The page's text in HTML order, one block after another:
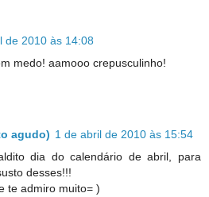
de 2010 às 14:08
medo! aamooo crepusculinho!
agudo) 1 de abril de 2010 às 15:54
dia do calendário de abril, para
desses!!!
te admiro muito= )